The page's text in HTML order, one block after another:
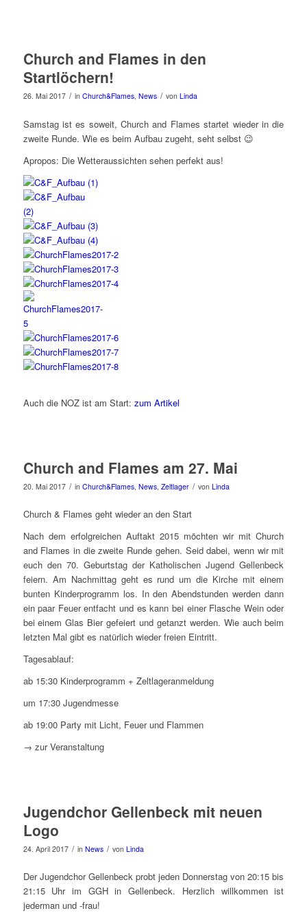
Church and Flames in den
Startlöchern!
26. Mai 2017 / in Church&Flames, News / von Linda
Samstag ist es soweit, Church and Flames startet wieder in die
zweite Runde. Wie es beim Aufbau zugeht, seht selbst 😉
Apropos: Die Wetteraussichten sehen perfekt aus!
Auch die NOZ ist am Start: zum Artikel
Church and Flames am 27. Mai
20. Mai 2017 / in Church&Flames, News, Zeltlager / von Linda
Church & Flames geht wieder an den Start
Nach dem erfolgreichen Auftakt 2015 möchten wir mit Church
and Flames in die zweite Runde gehen. Seid dabei, wenn wir mit
euch den 70. Geburtstag der Katholischen Jugend Gellenbeck
feiern. Am Nachmittag geht es rund um die Kirche mit einem
bunten Kinderprogramm los. In den Abendstunden werden dann
ein paar Feuer entfacht und es kann bei einer Flasche Wein oder
bei einem Glas Bier gefeiert und getanzt werden. Wie auch beim
letzten Mal gibt es natürlich wieder freien Eintritt.
Tagesablauf:
ab 15:30 Kinderprogramm + Zeltlageranmeldung
um 17:30 Jugendmesse
ab 19:00 Party mit Licht, Feuer und Flammen
→ zur Veranstaltung
Jugendchor Gellenbeck mit neuen
Logo
24. April 2017 / in News / von Linda
Der Jugendchor Gellenbeck probt jeden Donnerstag von 20:15 bis
21:15 Uhr im GGH in Gellenbeck. Herzlich willkommen ist
jederman und -frau!